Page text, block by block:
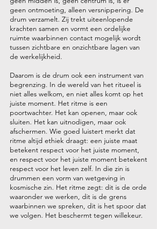
geen ontmoeting, alleen versnippering. De
drum verzamelt. Zij trekt uiteenlopende
krachten samen en vormt een ordelijke
ruimte waarbinnen contact mogelijk wordt
tussen zichtbare en onzichtbare lagen van
de werkelijkheid.
Daarom is de drum ook een instrument van
begrenzing. In de wereld van het ritueel is
niet alles welkom, en niet alles komt op het
juiste moment. Het ritme is een
poortwachter. Het kan openen, maar ook
sluiten. Het kan uitnodigen, maar ook
afschermen. Wie goed luistert merkt dat
ritme altijd ethiek draagt: een juiste maat
betekent respect voor het juiste moment,
en respect voor het juiste moment betekent
respect voor het leven zelf. In die zin is
drummen een vorm van wetgeving in
kosmische zin. Het ritme zegt: dit is de orde
waaronder we werken, dit is de grens
waarbinnen we spreken, dit is het spoor dat
we volgen. Het beschermt tegen willekeur.